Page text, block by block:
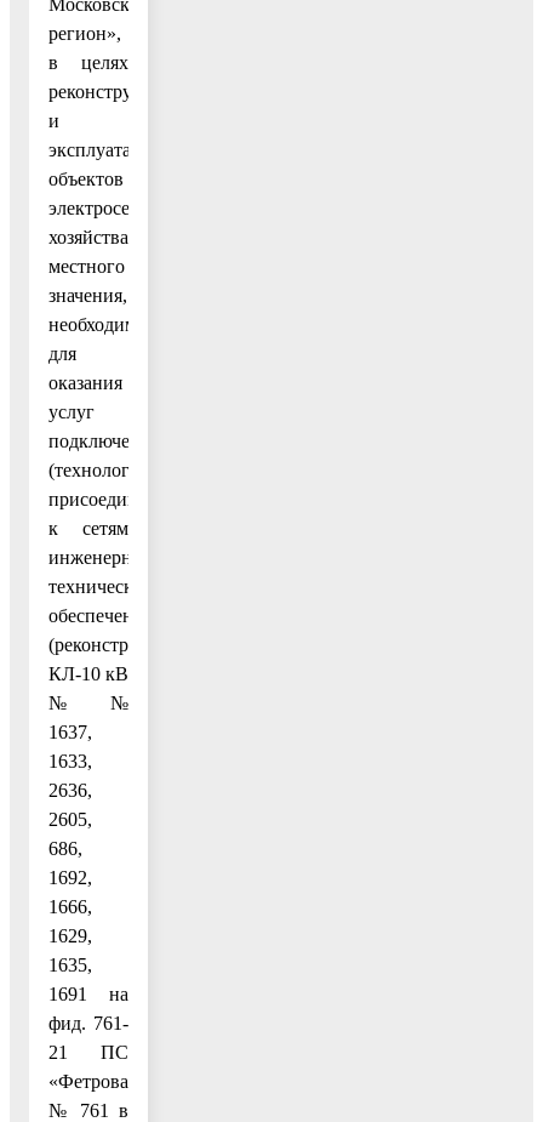
регион»,
в целях
реконструкции
и
эксплуатации
объектов
электросетевого
хозяйства
местного
значения,
необходимых
для
оказания
услуг
подключения
(технологического
присоединения)
к сетям
инженерно-
технического
обеспечения
(реконструкции
КЛ-10 кВ
№№
1637,
1633,
2636,
2605,
686,
1692,
1666,
1629,
1635,
1691 на
фид. 761-
21 ПС
«Фетровая»
№ 761 в